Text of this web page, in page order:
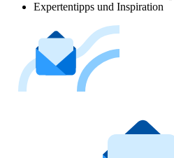
Expertentipps und Inspiration